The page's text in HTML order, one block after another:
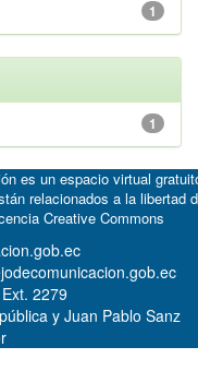
1
1
es un espacio virtual
relacionados a la libertad
Creative Commons
2279
y Juan Pablo Sanz